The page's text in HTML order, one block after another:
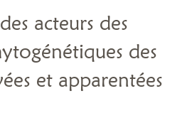
acteurs des
des
et apparentées